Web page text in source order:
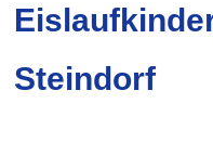
Steindorf